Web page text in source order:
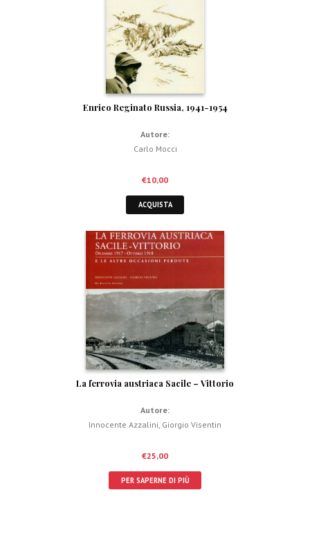
Enrico Reginato Russia, 1941-1954
Autore:
Carlo Mocci
€10,00
ACQUISTA
La ferrovia austriaca Sacile – Vittorio
Autore:
Innocente Azzalini Giorgio Visentin
€25,00
PER SAPERNE DI PIÙ